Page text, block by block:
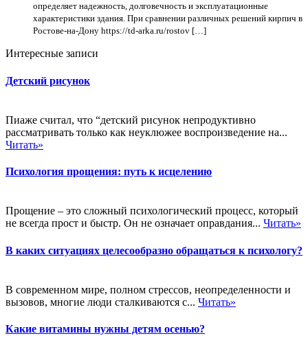
определяет надежность, долговечность и эксплуатационные
характеристики здания. При сравнении различных решений кирпич в
Ростове-на-Дону https://td-arka.ru/rostov […]
Интересные записи
Детский рисунок
Пиаже считал, что “детский рисунок непродуктивно
рассматривать только как неуклюжее воспроизведение на...
Читать»
Психология прощения: путь к исцелению
Прощение – это сложный психологический процесс, который
не всегда прост и быстр. Он не означает оправдания... Читать»
В каких ситуациях целесообразно обращаться к психологу?
В современном мире, полном стрессов, неопределенности и
вызовов, многие люди сталкиваются с... Читать»
Какие витамины нужны детям осенью?